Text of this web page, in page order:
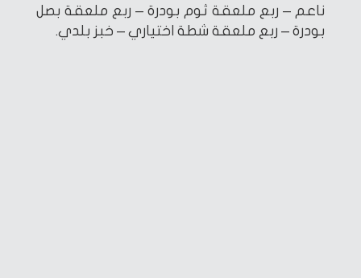
ناعم – ربع ملعقة ثوم بودرة – ربع ملعقة بصل
بودرة – ربع ملعقة شطة اختياري – خبز بلدي.